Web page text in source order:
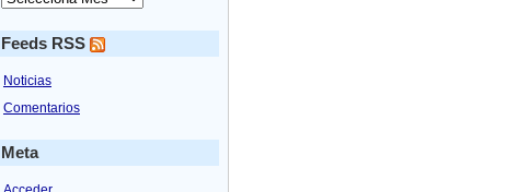
Feeds RSS
Noticias
Comentarios
Meta